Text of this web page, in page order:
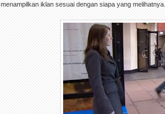
menampilkan iklan sesuai dengan siapa yang melihatnya.